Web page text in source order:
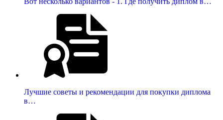
Лучшие советы и рекомендации для покупки диплома
в…